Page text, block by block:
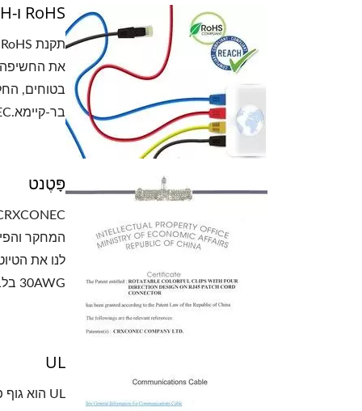
RoHS ו-REACH
בטוחים,
בר-קיימא.CRXCONECמתחייבת לירוק, ולכן כל המוצרים שלנו עומדים בתקני RoHS ו-REACH.
פָּטֶנט
המחקר
30AWG בלבד. התחילו עם דרך קלה לחיבור כבלים וחקרו מידע נוסף על טטריס פטנטכבל רשת .
UL